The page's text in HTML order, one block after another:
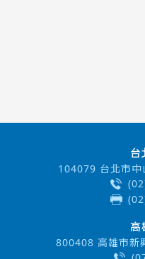
台
104079 台北市
高
800408 高雄市新